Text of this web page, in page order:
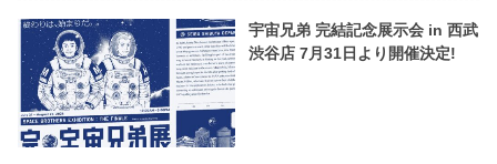
宇宙兄弟 完結記念展示会 in 西武
渋谷店 7月31日より開催決定!